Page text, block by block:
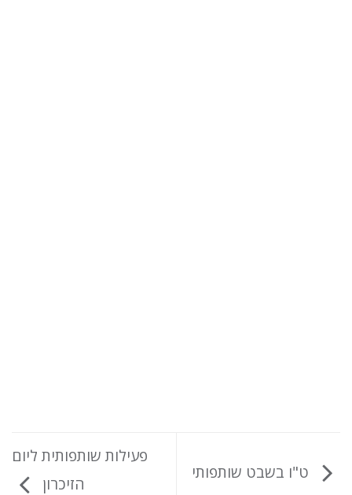
ט"ו בשבט שותפותי
פעילות שותפותית ליום
הזיכרון